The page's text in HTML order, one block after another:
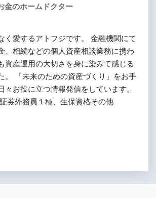
金のホームドクター
く愛するアトフジです。 金融機関にて
、相続などの個人資産相談業務に携わ
資産運用の大切さを身に染みて感じる
。 「未来のための資産づくり」をお手
々お役に立つ情報発信をしています。
券外務員１種、生保資格その他